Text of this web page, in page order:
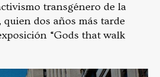
transgénero de la
quien dos años más tarde
“Gods that walk